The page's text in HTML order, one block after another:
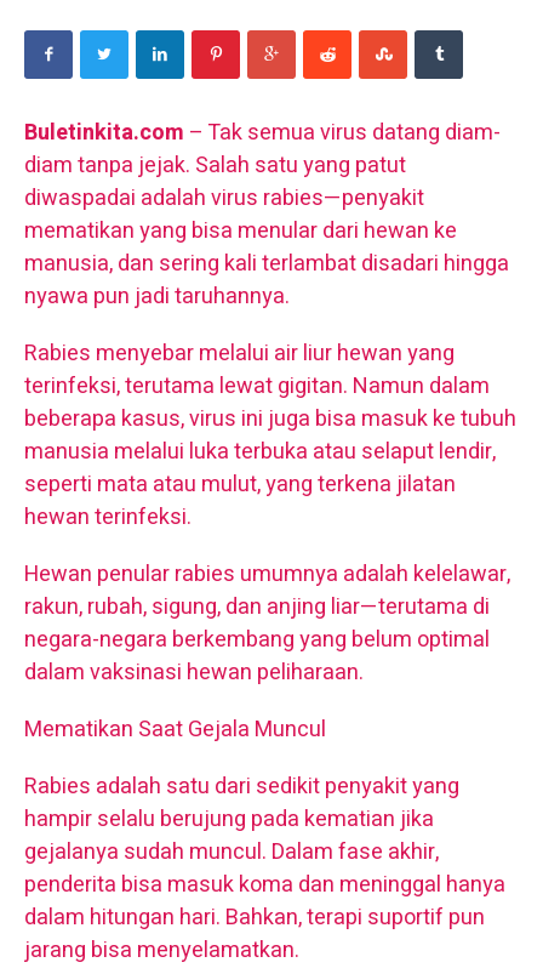
Buletinkita.com – Tak semua virus datang diam-
diam tanpa jejak. Salah satu yang patut
diwaspadai adalah virus rabies—penyakit
mematikan yang bisa menular dari hewan ke
manusia, dan sering kali terlambat disadari hingga
nyawa pun jadi taruhannya.
Rabies menyebar melalui air liur hewan yang
terinfeksi, terutama lewat gigitan. Namun dalam
beberapa kasus, virus ini juga bisa masuk ke tubuh
manusia melalui luka terbuka atau selaput lendir,
seperti mata atau mulut, yang terkena jilatan
hewan terinfeksi.
Hewan penular rabies umumnya adalah kelelawar,
rakun, rubah, sigung, dan anjing liar—terutama di
negara-negara berkembang yang belum optimal
dalam vaksinasi hewan peliharaan.
Mematikan Saat Gejala Muncul
Rabies adalah satu dari sedikit penyakit yang
hampir selalu berujung pada kematian jika
gejalanya sudah muncul. Dalam fase akhir,
penderita bisa masuk koma dan meninggal hanya
dalam hitungan hari. Bahkan, terapi suportif pun
jarang bisa menyelamatkan.